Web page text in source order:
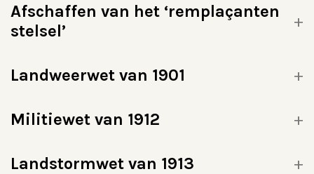
Afschaffen van het ‘remplaçanten
stelsel’
Landweerwet van 1901
Militiewet van 1912
Landstormwet van 1913